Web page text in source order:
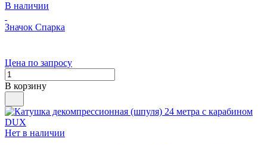
В наличии
Значок Спарка
Цена по запросу
В корзину
Нет в наличии